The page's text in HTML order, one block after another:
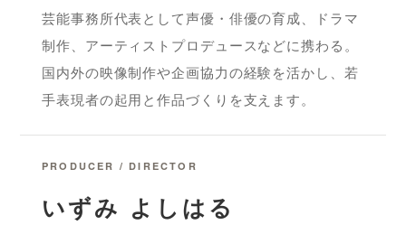
芸能事務所代表として声優・俳優の育成、ドラマ
制作、アーティストプロデュースなどに携わる。
国内外の映像制作や企画協力の経験を活かし、若
手表現者の起用と作品づくりを支えます。
PRODUCER / DIRECTOR
いずみ よしはる